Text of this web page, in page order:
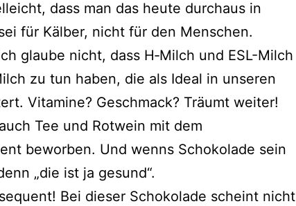
dass man das heu­te durch­aus in
für Kälber, nicht für den Menschen.
glau­be nicht, dass H‑Milch und ESL-Milch
zu tun haben, die als Ideal in unse­ren
Vitamine? Geschmack? Träumt weiter!
Tee und Rotwein mit dem
bewor­ben. Und wenns Schokolade sein
„die ist ja gesund“.
Bei die­ser Schokolade scheint nicht